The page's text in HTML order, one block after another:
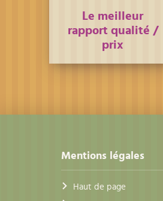
Le meilleur
rapport qualité /
prix
Mentions légales
Haut de page